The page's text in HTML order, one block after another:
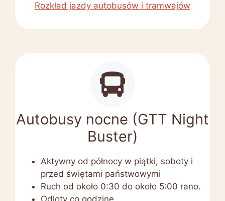
Rozkład jazdy autobusów i tramwajów
Autobusy nocne (GTT Night
Buster)
Aktywny od północy w piątki, soboty i
przed świętami państwowymi
Ruch od około 0:30 do około 5:00 rano.
Odloty co godzinę